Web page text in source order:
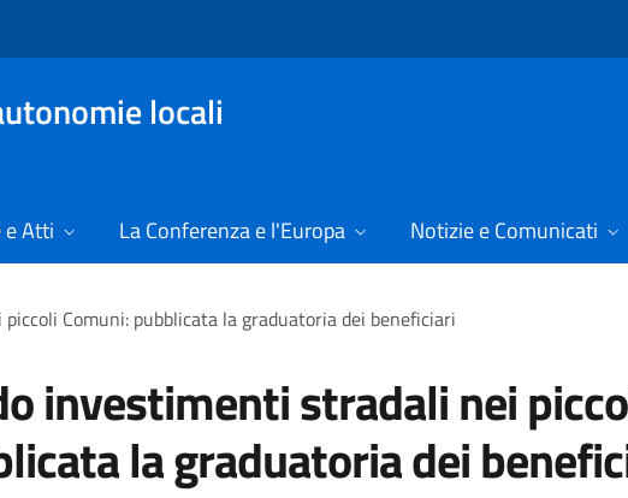
locali
e Atti La Conferenza e l'Europa Notizie e Comunicati
Comuni: pubblicata la graduatoria dei beneficiari
investimenti stradali nei
la graduatoria dei